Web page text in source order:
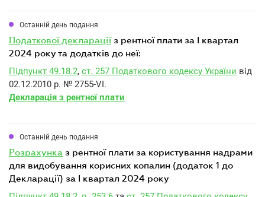
Останній день подання
податкової декларації з рентної плати за I квартал
2024 року та додатків до неї:
Підпункт 49.18.2, ст. 257 Податкового кодексу України від
02.12.2010 р. № 2755-VI.
Декларація з рентної плати
Останній день подання
розрахунка з рентної плати за користування надрами
для видобування корисних копалин (додаток 1 до
Декларації) за I квартал 2024 року